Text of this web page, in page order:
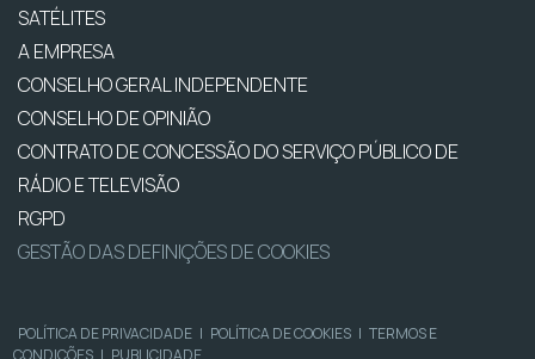
SATÉLITES
A EMPRESA
CONSELHO GERAL INDEPENDENTE
CONSELHO DE OPINIÃO
CONTRATO DE CONCESSÃO DO SERVIÇO PÚBLICO DE
RÁDIO E TELEVISÃO
RGPD
GESTÃO DAS DEFINIÇÕES DE COOKIES
POLÍTICA DE PRIVACIDADE | POLÍTICA DE COOKIES | TERMOS E